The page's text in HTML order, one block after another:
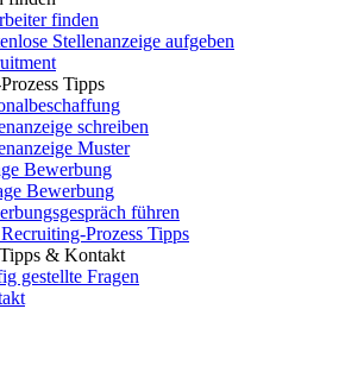
finden
Stellenanzeige aufgeben
Tipps
schreiben
Muster
Bewerbung
Bewerbung
führen
Prozess Tipps
& Kontakt
gestellte Fragen